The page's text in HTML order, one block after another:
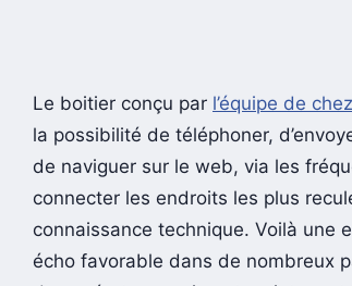
Le boitier conçu parl’équipe de
la possibilité de téléphoner,
de naviguer sur le web, via les
connecter les endroits les plus
connaissance technique. Voilà une